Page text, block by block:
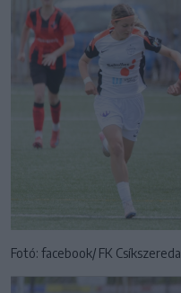
Fotó: facebook/ FK Csíkszereda